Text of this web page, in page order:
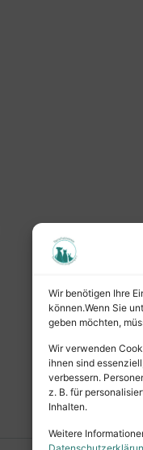
Wir benötigen Ihre
können.Wenn Sie
geben möchten,
Wir verwenden
ihnen sind
verbessern.
z. B. für
Inhalten.
Weitere